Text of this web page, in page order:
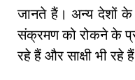
जानते हैं। अन्य देशों
संक्रमण को रोकने के
रहे हैं और साक्षी भी रहे